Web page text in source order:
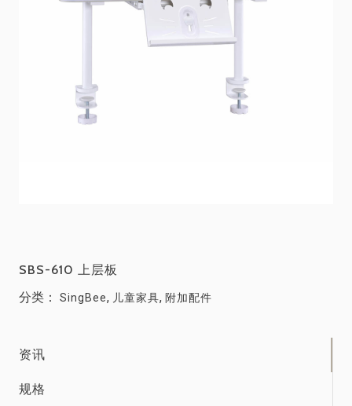
SBS-610 上层板
分类： SingBee, 儿童家具, 附加配件
资讯
规格